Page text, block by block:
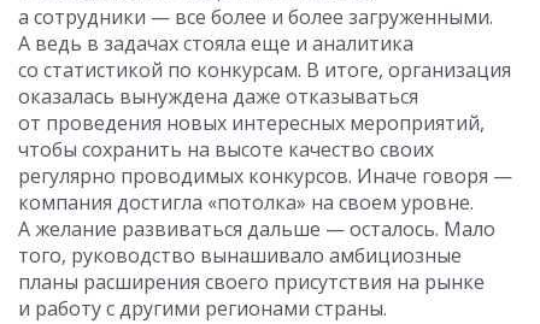
а сотрудники — все более и более загруженными.
А ведь в задачах стояла еще и аналитика
со статистикой по конкурсам. В итоге, организация
оказалась вынуждена даже отказываться
от проведения новых интересных мероприятий,
чтобы сохранить на высоте качество своих
регулярно проводимых конкурсов. Иначе говоря —
компания достигла «потолка» на своем уровне.
А желание развиваться дальше — осталось. Мало
того, руководство вынашивало амбициозные
планы расширения своего присутствия на рынке
и работу с другими регионами страны.